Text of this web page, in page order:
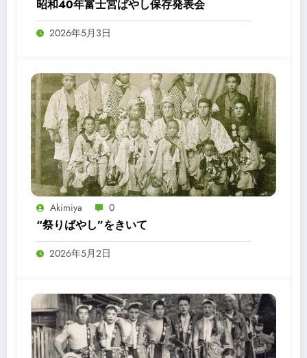
昭和40年富士宮ばやし保存発表会
2026年5月3日
Akimiya 0
“祭りばやし”をきいて
2026年5月2日